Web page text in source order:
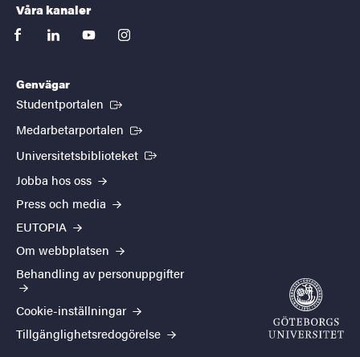
Våra kanaler
facebooklinkedinyoutubeinstagram
Genvägar
Studentportalen (Extern länk)
Medarbetarportalen (Extern länk)
Universitetsbiblioteket (Extern länk)
Jobba hos oss
Press och media
EUTOPIA
Om webbplatsen
Behandling av personuppgifter
Cookie-inställningar
Tillgänglighetsredogörelse